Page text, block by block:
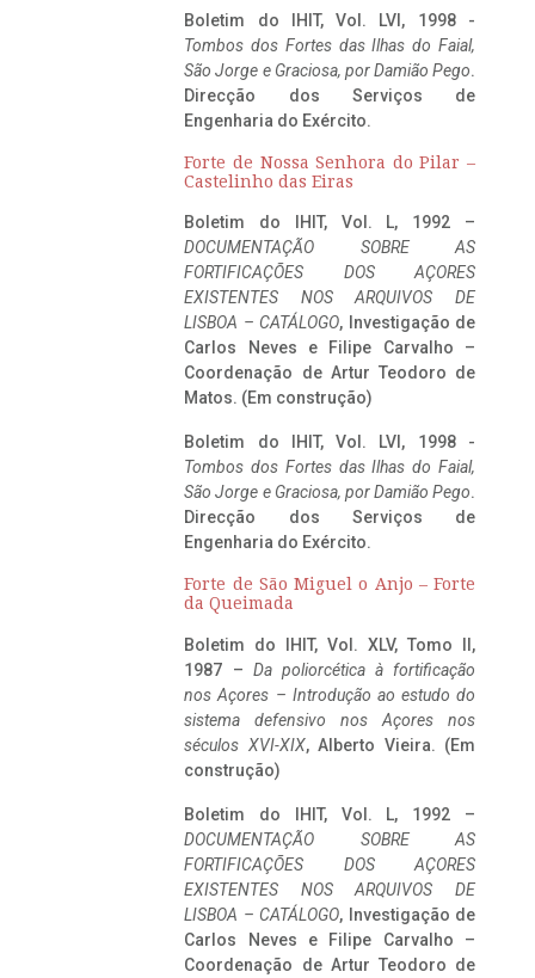
Boletim do IHIT, Vol. LVI, 1998 -
Tombos dos Fortes das Ilhas do Faial,
São Jorge e Graciosa, por Damião Pego.
Direcção dos Serviços de
Engenharia do Exército.
Forte de Nossa Senhora do Pilar –
Castelinho das Eiras
Boletim do IHIT, Vol. L, 1992 –
DOCUMENTAÇÃO SOBRE AS
FORTIFICAÇÕES DOS AÇORES
EXISTENTES NOS ARQUIVOS DE
LISBOA – CATÁLOGO, Investigação de
Carlos Neves e Filipe Carvalho –
Coordenação de Artur Teodoro de
Matos. (Em construção)
Boletim do IHIT, Vol. LVI, 1998 -
Tombos dos Fortes das Ilhas do Faial,
São Jorge e Graciosa, por Damião Pego.
Direcção dos Serviços de
Engenharia do Exército.
Forte de São Miguel o Anjo – Forte
da Queimada
Boletim do IHIT, Vol. XLV, Tomo II,
1987 – Da poliorcética à fortificação
nos Açores – Introdução ao estudo do
sistema defensivo nos Açores nos
séculos XVI-XIX, Alberto Vieira. (Em
construção)
Boletim do IHIT, Vol. L, 1992 –
DOCUMENTAÇÃO SOBRE AS
FORTIFICAÇÕES DOS AÇORES
EXISTENTES NOS ARQUIVOS DE
LISBOA – CATÁLOGO, Investigação de
Carlos Neves e Filipe Carvalho –
Coordenação de Artur Teodoro de